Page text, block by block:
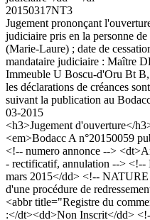
20150317NT3
Jugement prononçant
judiciaire pris en la personne
(Marie-Laure) ; date de
mandataire judiciaire : Maître
Immeuble U Boscu-d'Oru Bt
les déclarations de créances
suivant la publication au
03-2015
<h3>Jugement d'ouverture</
<em>Bodacc A n°20150059
<!-- numero annonce -->
- rectificatif, annulation -->
mars 2015</dd> <!--
d'une procédure de
<abbr title="Registre du
:</dt><dd>Non Inscrit</dd>